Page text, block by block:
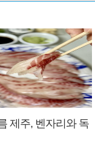
제주, 벤자리와 독